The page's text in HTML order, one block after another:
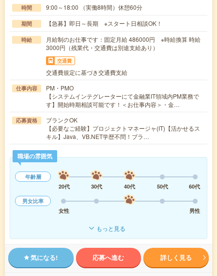
時間 9:00～18:00 （実働8時間）休憩60分
期間 【急募】即日～長期 ※スタート日相談OK！
時給
月給制のお仕事です：固定月給 486000円 ※時給換算 時給
3000円（残業代・交通費は別途支給あり）
交通費
交通費規定に基づき交通費支給
仕事内容
PM・PMO
【システムインテグレーターにて金融業IT領域内PM業務で
す】開始時期相談可能です！＜お仕事内容＞・金…
応募資格
ブランクOK
【必要なご経験】プロジェクトマネージャ(IT)【活かせるス
キル】Java、VB.NET学歴不問！ブラ…
職場の雰囲気
年齢層
20代
30代 40代 50代
60代
男女比率
女性
男性
もっと見る
気になる! 応募へ進む 詳しく見る